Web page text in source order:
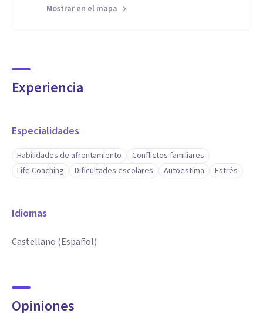
Mostrar en el mapa
Experiencia
Especialidades
Habilidades de afrontamiento
Conflictos familiares
Life Coaching
Dificultades escolares Autoestima Estrés
Idiomas
Castellano (Español)
Opiniones